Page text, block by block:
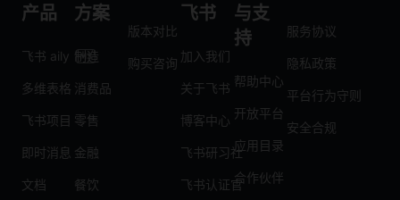
产品
飞书 aily
多维表格
飞书项目
即时消息
文档
方案
制造
消费品
零售
金融
餐饮
版本对比
购买咨询
飞书
加入我们
关于飞书
博客中心
飞书研习社
飞书认证官
与支
持
帮助中心
开放平台
应用目录
合作伙伴
服务协议
隐私政策
平台行为守则
安全合规